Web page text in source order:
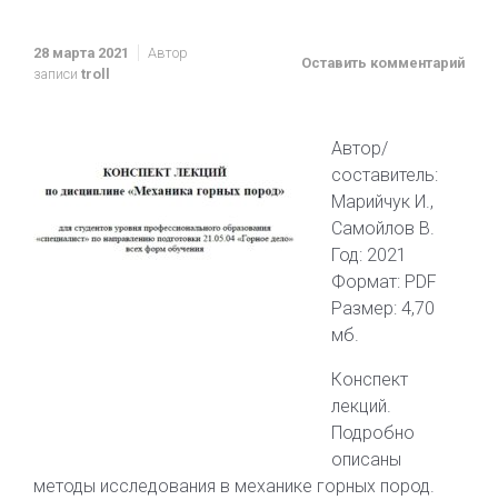
28 марта 2021
Автор
записи troll
Оставить комментарий
Автор/
составитель:
Марийчук И.,
Самойлов В.
Год: 2021
Формат: PDF
Размер: 4,70
мб.
Конспект
лекций.
Подробно
описаны
методы исследования в механике горных пород.